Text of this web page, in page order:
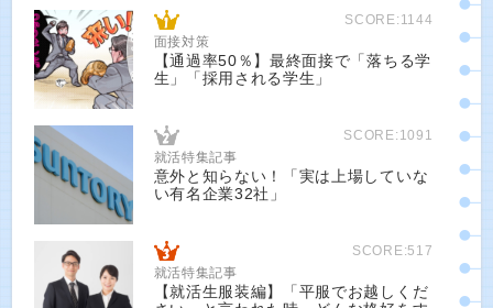
SCORE:1144
面接対策
【通過率50％】最終面接で「落ちる学
生」「採用される学生」
SCORE:1091
就活特集記事
意外と知らない！「実は上場していな
い有名企業32社」
SCORE:517
就活特集記事
【就活生服装編】「平服でお越しくだ